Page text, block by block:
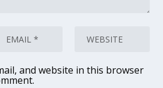
and website in this browser